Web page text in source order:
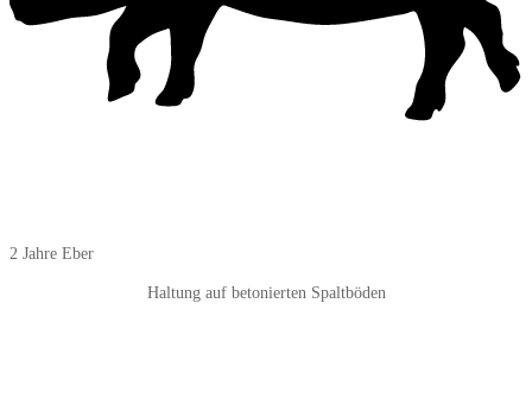
2 Jahre Eber
Haltung auf betonierten Spaltböden